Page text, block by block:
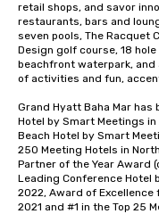
retail shops, and savor
restaurants, bars and
seven pools, The Racquet
Design golf course, 18
beachfront waterpark,
of activities and fun,
Grand Hyatt Baha Mar
Hotel by Smart Meetings
Beach Hotel by Smart
250 Meeting Hotels in
Partner of the Year Award
Leading Conference Hotel
2022, Award of Excellence
2021 and #1 in the Top 25